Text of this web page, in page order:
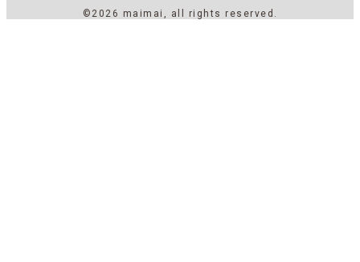
©2026 maimai, all rights reserved.